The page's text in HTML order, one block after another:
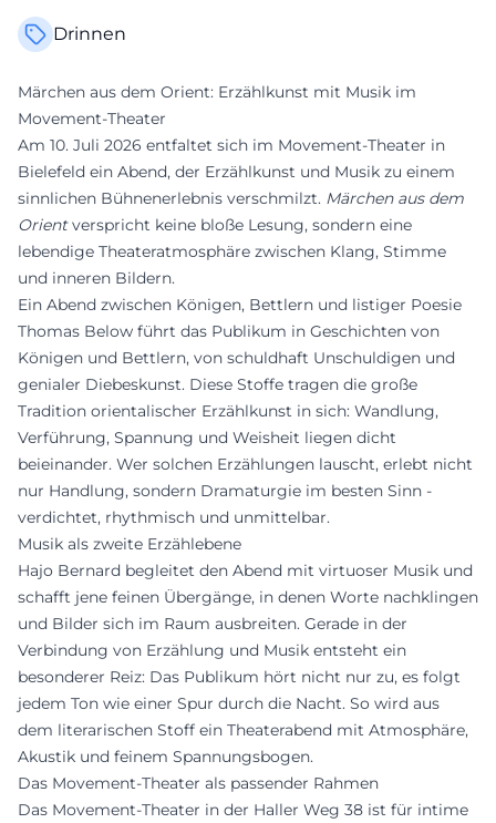
Drinnen
Märchen aus dem Orient: Erzählkunst mit Musik im
Movement-Theater
Am 10. Juli 2026 entfaltet sich im Movement-Theater in
Bielefeld ein Abend, der Erzählkunst und Musik zu einem
sinnlichen Bühnenerlebnis verschmilzt. Märchen aus dem
Orientverspricht keine bloße Lesung, sondern eine
lebendige Theateratmosphäre zwischen Klang, Stimme
und inneren Bildern.
Ein Abend zwischen Königen, Bettlern und listiger Poesie
Thomas Below führt das Publikum in Geschichten von
Königen und Bettlern, von schuldhaft Unschuldigen und
genialer Diebeskunst. Diese Stoffe tragen die große
Tradition orientalischer Erzählkunst in sich: Wandlung,
Verführung, Spannung und Weisheit liegen dicht
beieinander. Wer solchen Erzählungen lauscht, erlebt nicht
nur Handlung, sondern Dramaturgie im besten Sinn -
verdichtet, rhythmisch und unmittelbar.
Musik als zweite Erzählebene
Hajo Bernard begleitet den Abend mit virtuoser Musik und
schafft jene feinen Übergänge, in denen Worte nachklingen
und Bilder sich im Raum ausbreiten. Gerade in der
Verbindung von Erzählung und Musik entsteht ein
besonderer Reiz: Das Publikum hört nicht nur zu, es folgt
jedem Ton wie einer Spur durch die Nacht. So wird aus
dem literarischen Stoff ein Theaterabend mit Atmosphäre,
Akustik und feinem Spannungsbogen.
Das Movement-Theater als passender Rahmen
Das Movement-Theater in der Haller Weg 38 ist für intime